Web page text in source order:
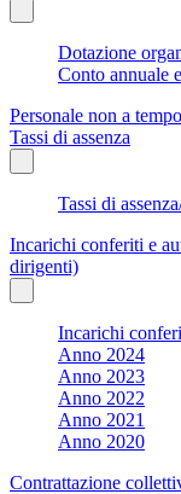
Dotazione
Conto annuale
Personale non a
Tassi di assenza
Tassi di
Incarichi conferiti e
dirigenti)
Incarichi
Anno 2024
Anno 2023
Anno 2022
Anno 2021
Anno 2020
Contrattazione